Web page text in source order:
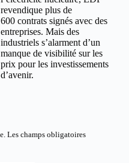
revendique plus de
600 contrats signés avec des
entreprises. Mais des
industriels s’alarment d’un
manque de visibilité sur les
prix pour les investissements
d’avenir.
Les champs obligatoires